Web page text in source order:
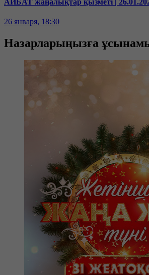
26 января, 18:30
Назарларыңызға